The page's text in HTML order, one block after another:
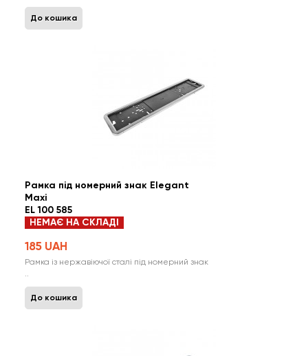
До кошика
Рамка під номерний знак Elegant
Maxi
EL 100 585
НЕМАЄ НА СКЛАДІ
185 UAH
Рамка із нержавіючої сталі під номерний знак
..
До кошика